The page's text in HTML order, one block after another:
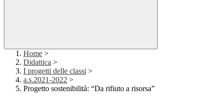
Home >
Didattica >
I progetti delle classi >
a.s.2021-2022 >
Progetto sostenibilità: “Da rifiuto a risorsa”